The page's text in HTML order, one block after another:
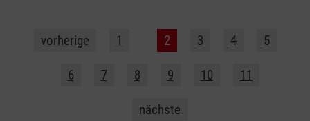
vorherige 1 2 3 4 5
6 7 8 9 10 11
nächste